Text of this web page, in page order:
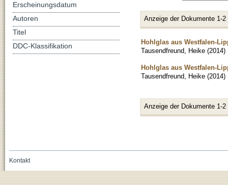
Anzeige der Dokumente 1-2
Hohlglas aus Westfalen-
Tausendfreund, Heike (2014)
Hohlglas aus Westfalen-
Tausendfreund, Heike (2014)
Anzeige der Dokumente 1-2
Erscheinungsdatum
Autoren
Titel
DDC-Klassifikation
Kontakt